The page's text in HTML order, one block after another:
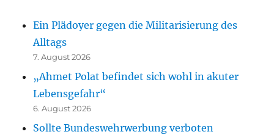
Ein Plädoyer gegen die Militarisierung des
Alltags
7. August 2026
„Ahmet Polat befindet sich wohl in akuter
Lebensgefahr“
6. August 2026
Sollte Bundeswehrwerbung verboten